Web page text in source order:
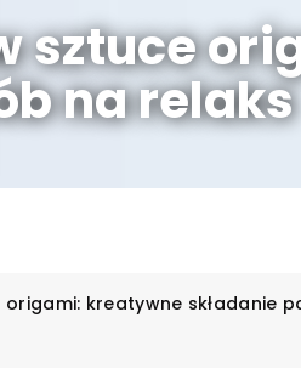
sztuce
na relaks
kreatywne składanie